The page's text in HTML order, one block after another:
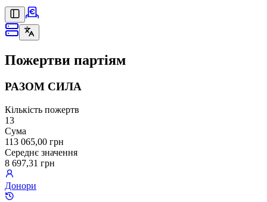
Пожертви партіям
РАЗОМ СИЛА
Кількість пожертв
13
Сума
113 065,00 грн
Середнє значення
8 697,31 грн
Донори